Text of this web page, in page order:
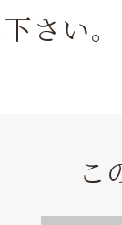
さい。
こ